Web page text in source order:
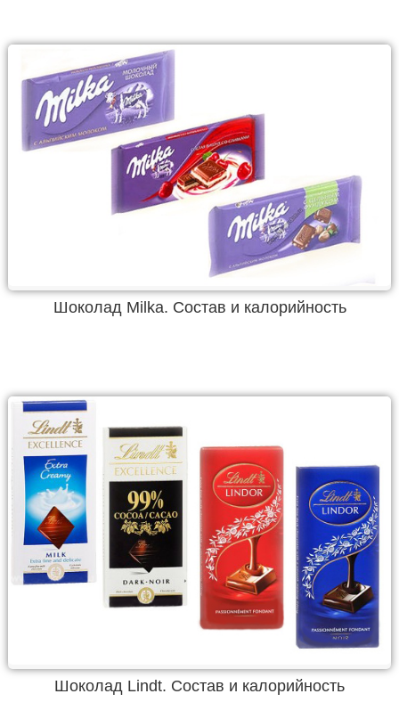
Шоколад Milka. Состав и калорийность
Шоколад Lindt. Состав и калорийность